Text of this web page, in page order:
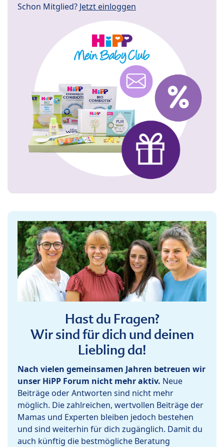
Schon Mitglied? Jetzt einloggen
Hast du Fragen?
Wir sind für dich und deinen
Liebling da!
Nach vielen gemeinsamen Jahren betreuen wir
unser HiPP Forum nicht mehr aktiv. Neue
Beiträge oder Antworten sind nicht mehr
möglich. Die zahlreichen, wertvollen Beiträge der
Mamas und Experten bleiben jedoch bestehen
und sind weiterhin für dich zugänglich. Damit du
auch künftig die bestmögliche Beratung